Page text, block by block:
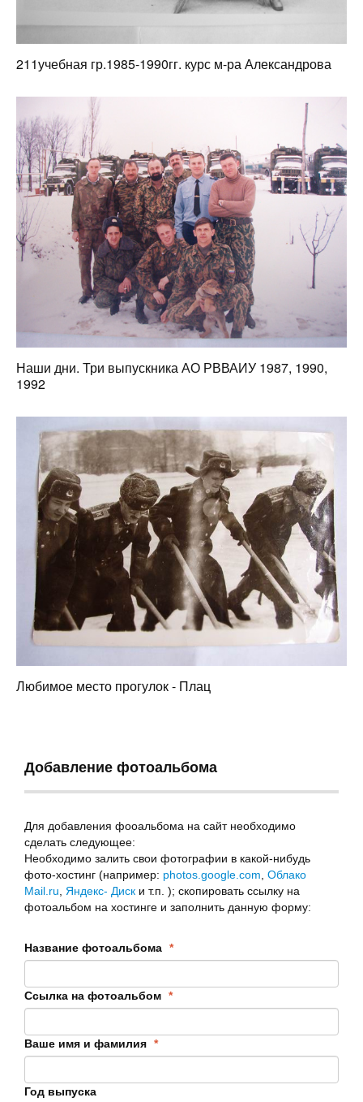
211учебная гр.1985-1990гг. курс м-ра Александрова
Наши дни. Три выпускника АО РВВАИУ 1987, 1990,
1992
Любимое место прогулок - Плац
Добавление фотоальбома
Для добавления фооальбома на сайт необходимо
сделать следующее:
Необходимо залить свои фотографии в какой-нибудь
фото-хостинг (например: photos.google.com Облако
Mail.ru
Яндекс- Диск и т.п. ); скопировать ссылку на
фотоальбом на хостинге и заполнить данную форму:
Название фотоальбома *
Ссылка на фотоальбом *
Ваше имя и фамилия *
Год выпуска